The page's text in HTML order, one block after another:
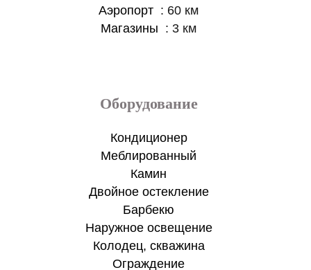
Аэропорт
60 км
Магазины
3 км
Оборудование
Кондиционер
Меблированный
Камин
Двойное остекление
Барбекю
Наружное освещение
Колодец, скважина
Ограждение